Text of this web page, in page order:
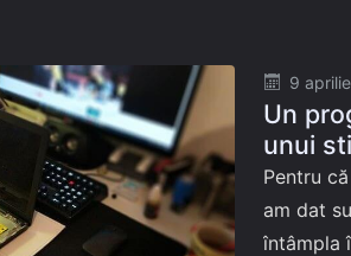
Posted
on
9
Un
unui
a Mac
Pentru
am dat
întâmpla